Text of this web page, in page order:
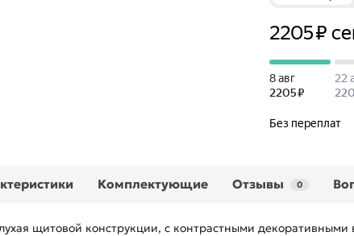
Комплектующие Отзывы 0
щитовой конструкции, с контрастными